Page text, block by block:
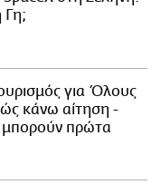
Γη;
για Όλους
κάνω αίτηση -
πρώτα